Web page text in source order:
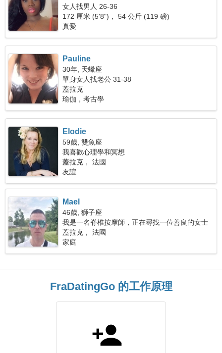
女人找男人 26-36
172 厘米 (5'8")， 54 公斤 (119 磅)
真愛
Pauline
30年, 天蠍座
單身女人找老公 31-38
蓋拉克
瑜伽，考古學
Elodie
59歲, 雙魚座
我喜歡心理學和冥想
蓋拉克， 法國
友誼
Mael
46歲, 獅子座
我是一名脊椎按摩師，正在尋找一位善良的女士
蓋拉克， 法國
家庭
FraDatingGo 的工作原理